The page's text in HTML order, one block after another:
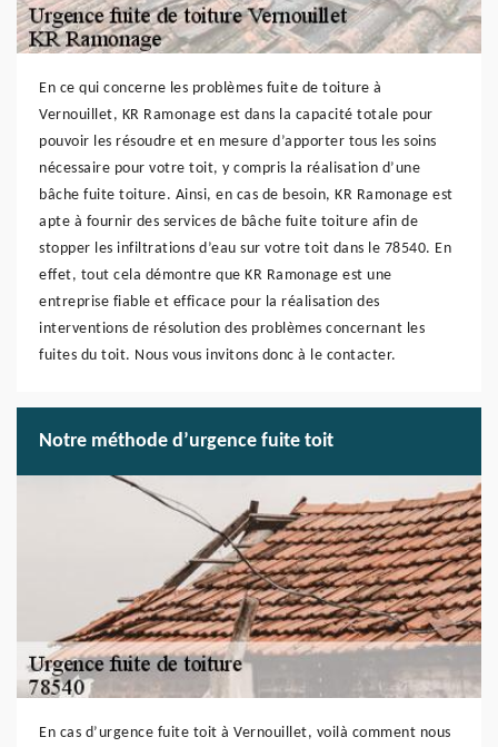
En ce qui concerne les problèmes fuite de toiture à
Vernouillet, KR Ramonage est dans la capacité totale pour
pouvoir les résoudre et en mesure d’apporter tous les soins
nécessaire pour votre toit, y compris la réalisation d’une
bâche fuite toiture. Ainsi, en cas de besoin, KR Ramonage est
apte à fournir des services de bâche fuite toiture afin de
stopper les infiltrations d’eau sur votre toit dans le 78540. En
effet, tout cela démontre que KR Ramonage est une
entreprise fiable et efficace pour la réalisation des
interventions de résolution des problèmes concernant les
fuites du toit. Nous vous invitons donc à le contacter.
Notre méthode d’urgence fuite toit
En cas d’urgence fuite toit à Vernouillet, voilà comment nous